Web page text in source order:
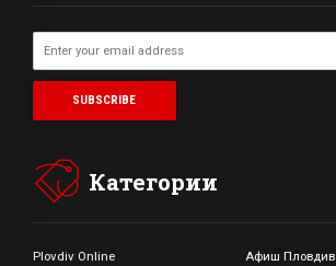
Категории
Plovdiv Online Афиш Пловдив